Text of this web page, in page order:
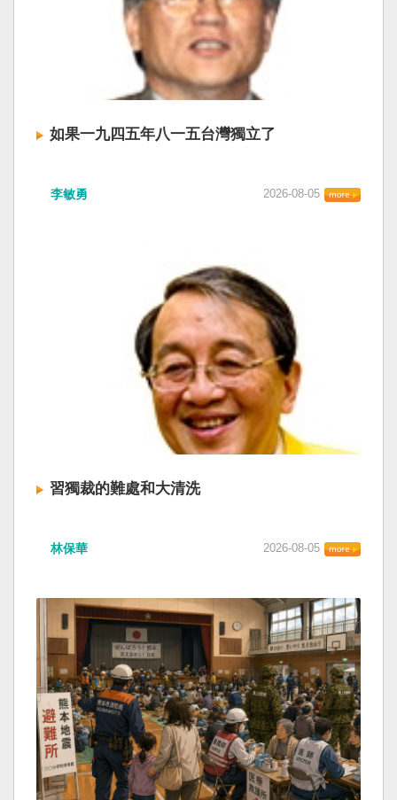
如果一九四五年八一五台灣獨立了
李敏勇 2026-08-05
習獨裁的難處和大清洗
林保華 2026-08-05